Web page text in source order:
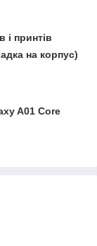
і принтів
на корпус)
A01 Core